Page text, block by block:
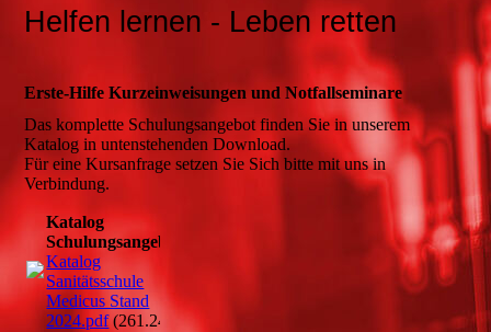
Helfen lernen - Leben retten
Erste-Hilfe Kurzeinweisungen und Notfallseminare
Das komplette Schulungsangebot finden Sie in unserem
Katalog in untenstehenden Download.
Für eine Kursanfrage setzen Sie Sich bitte mit uns in
Verbindung.
Katalog
Schulungsangebot
Katalog
Sanitätsschule
Medicus Stand
2024.pdf(261.24KB)